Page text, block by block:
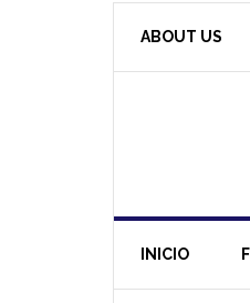
ABOUT US
INICIO